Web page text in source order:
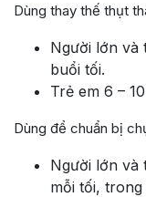
Dùng thay thế thụt
Người lớn và
buổi tối.
Trẻ em 6 –
Dùng để chuẩn bị
Người lớn và
mỗi tối,